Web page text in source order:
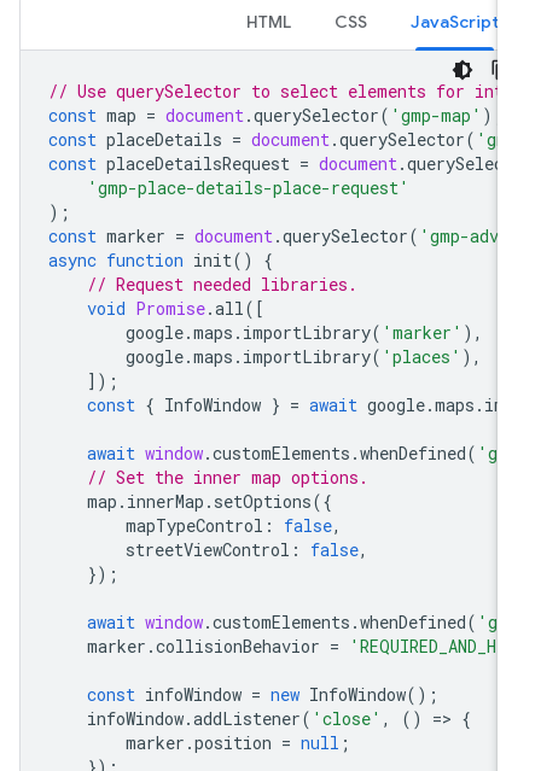
JavaScript
CSS
HTML
// Use querySelector to select elements for
const
map = document.querySelector('gmp-map'
const placeDetails = document.querySelector(
const placeDetailsRequest = document.
'gmp-place-details-place-request'
const marker = document.querySelector('gmp-
async function init ()
// Request needed libraries.
void Promise.all
google.maps.importLibrary('marker'
google.maps.importLibrary('places'
const
{ InfoWindow = await google.maps
await window.customElements.whenDefined(
// Set the inner map options.
map.innerMap.setOptions
mapTypeControl: false
streetViewControl: false
await window.customElements.whenDefined(
marker.collisionBehavior =
const infoWindow = new InfoWindow
infoWindow.addListener('close' , () =
marker.position = null